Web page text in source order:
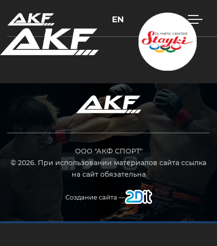
EN
ООО "АКФ СПОРТ"
© 2026. При использовании материалов сайта ссылка
на сайт обязательна
Создание сайта —
Нажмите Enter для поиска или Esc, чтобы закрыть